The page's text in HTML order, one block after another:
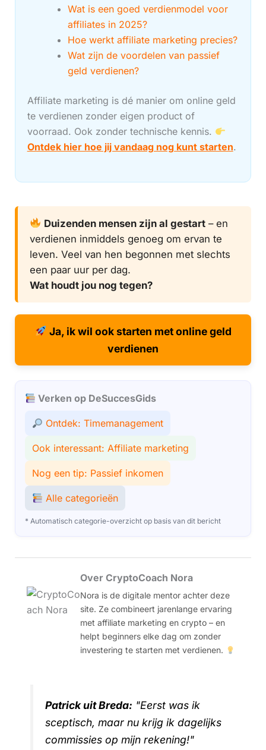
Wat is een goed verdienmodel voor
affiliates in 2025?
Hoe werkt affiliate marketing precies?
Wat zijn de voordelen van passief
geld verdienen?
Affiliate marketing is dé manier om online geld
te verdienen zonder eigen product of
voorraad. Ook zonder technische kennis.
Ontdek hier hoe jij vandaag nog kunt starten.
Duizenden mensen zijn al gestart– en
verdienen inmiddels genoeg om ervan te
leven. Veel van hen begonnen met slechts
een paar uur per dag.
Wat houdt jou nog tegen?
Ja, ik wil ook starten met online geld
verdienen
Verken op DeSuccesGids
Ontdek: Timemanagement
Ook interessant: Affiliate marketing
Nog een tip: Passief inkomen
Alle categorieën
* Automatisch categorie-overzicht op basis van dit bericht
Over CryptoCoach Nora
Nora is de digitale mentor achter deze
site. Ze combineert jarenlange ervaring
met affiliate marketing en crypto – en
helpt beginners elke dag om zonder
investering te starten met verdienen.
Patrick uit Breda: "Eerst was ik
sceptisch, maar nu krijg ik dagelijks
commissies op mijn rekening!"